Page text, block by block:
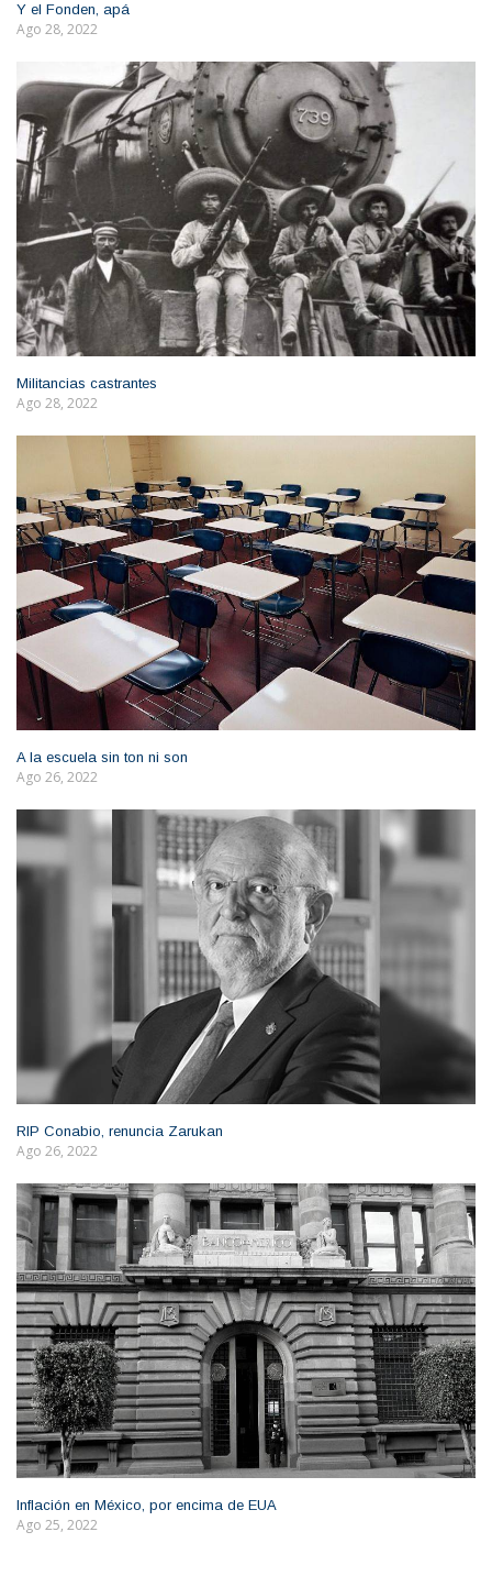
Y el Fonden, apá
Ago 28, 2022
Militancias castrantes
Ago 28, 2022
A la escuela sin ton ni son
Ago 26, 2022
RIP Conabio, renuncia Zarukan
Ago 26, 2022
Inflación en México, por encima de EUA
Ago 25, 2022